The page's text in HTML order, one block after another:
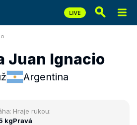
Juan Ignacio
Argentina
kg
Hraje rukou:
Pravá